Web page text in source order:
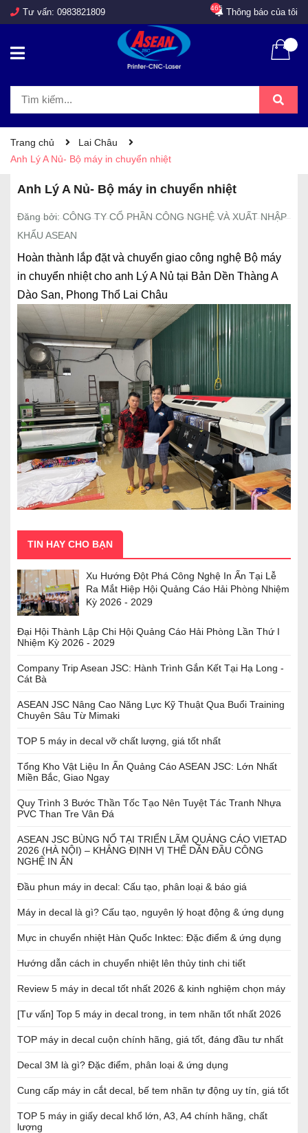
Tư vấn: 0983821809 Thông báo của tôi
465
Trang chủ
Lai Châu
Anh Lý A Nủ- Bộ máy in chuyển nhiệt
Anh Lý A Nủ- Bộ máy in chuyển nhiệt
Đăng bởi: CÔNG TY CỔ PHẦN CÔNG NGHỆ VÀ XUẤT NHẬP
KHẨU ASEAN
Hoàn thành lắp đặt và chuyển giao công nghệ Bộ máy
in chuyển nhiệt cho anh Lý A Nủ tại Bản Dền Thàng A
Dào San, Phong Thổ Lai Châu
TIN HAY CHO BẠN
Xu Hướng Đột Phá Công Nghệ In Ấn Tại Lễ
Ra Mắt Hiệp Hội Quảng Cáo Hải Phòng Nhiệm
Kỳ 2026 - 2029
Đại Hội Thành Lập Chi Hội Quảng Cáo Hải Phòng Lần Thứ I
Nhiệm Kỳ 2026 - 2029
Company Trip Asean JSC: Hành Trình Gắn Kết Tại Hạ Long -
Cát Bà
ASEAN JSC Nâng Cao Năng Lực Kỹ Thuật Qua Buổi Training
Chuyên Sâu Từ Mimaki
TOP 5 máy in decal vỡ chất lượng, giá tốt nhất
Tổng Kho Vật Liệu In Ấn Quảng Cáo ASEAN JSC: Lớn Nhất
Miền Bắc, Giao Ngay
Quy Trình 3 Bước Thần Tốc Tạo Nên Tuyệt Tác Tranh Nhựa
PVC Than Tre Vân Đá
ASEAN JSC BÙNG NỔ TẠI TRIỂN LÃM QUẢNG CÁO VIETAD
2026 (HÀ NỘI) – KHẲNG ĐỊNH VỊ THẾ DẪN ĐẦU CÔNG
NGHỆ IN ẤN
Đầu phun máy in decal: Cấu tạo, phân loại & báo giá
Máy in decal là gì? Cấu tạo, nguyên lý hoạt động & ứng dụng
Mực in chuyển nhiệt Hàn Quốc Inktec: Đặc điểm & ứng dụng
Hướng dẫn cách in chuyển nhiệt lên thủy tinh chi tiết
Review 5 máy in decal tốt nhất 2026 & kinh nghiệm chọn máy
[Tư vấn] Top 5 máy in decal trong, in tem nhãn tốt nhất 2026
TOP máy in decal cuộn chính hãng, giá tốt, đáng đầu tư nhất
Decal 3M là gì? Đặc điểm, phân loại & ứng dụng
Cung cấp máy in cắt decal, bế tem nhãn tự động uy tín, giá tốt
TOP 5 máy in giấy decal khổ lớn, A3, A4 chính hãng, chất
lượng